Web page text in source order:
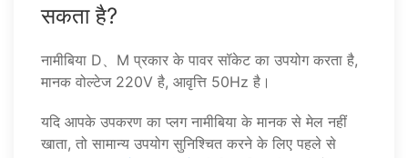
सकता है?
नामीबिया D、M प्रकार के पावर सॉकेट का उपयोग करता है,
मानक वोल्टेज 220V है, आवृत्ति 50Hz है।
यदि आपके उपकरण का प्लग नामीबिया के मानक से मेल नहीं
खाता, तो सामान्य उपयोग सुनिश्चित करने के लिए पहले से